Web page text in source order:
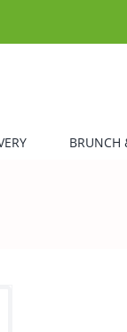
BRUNCH